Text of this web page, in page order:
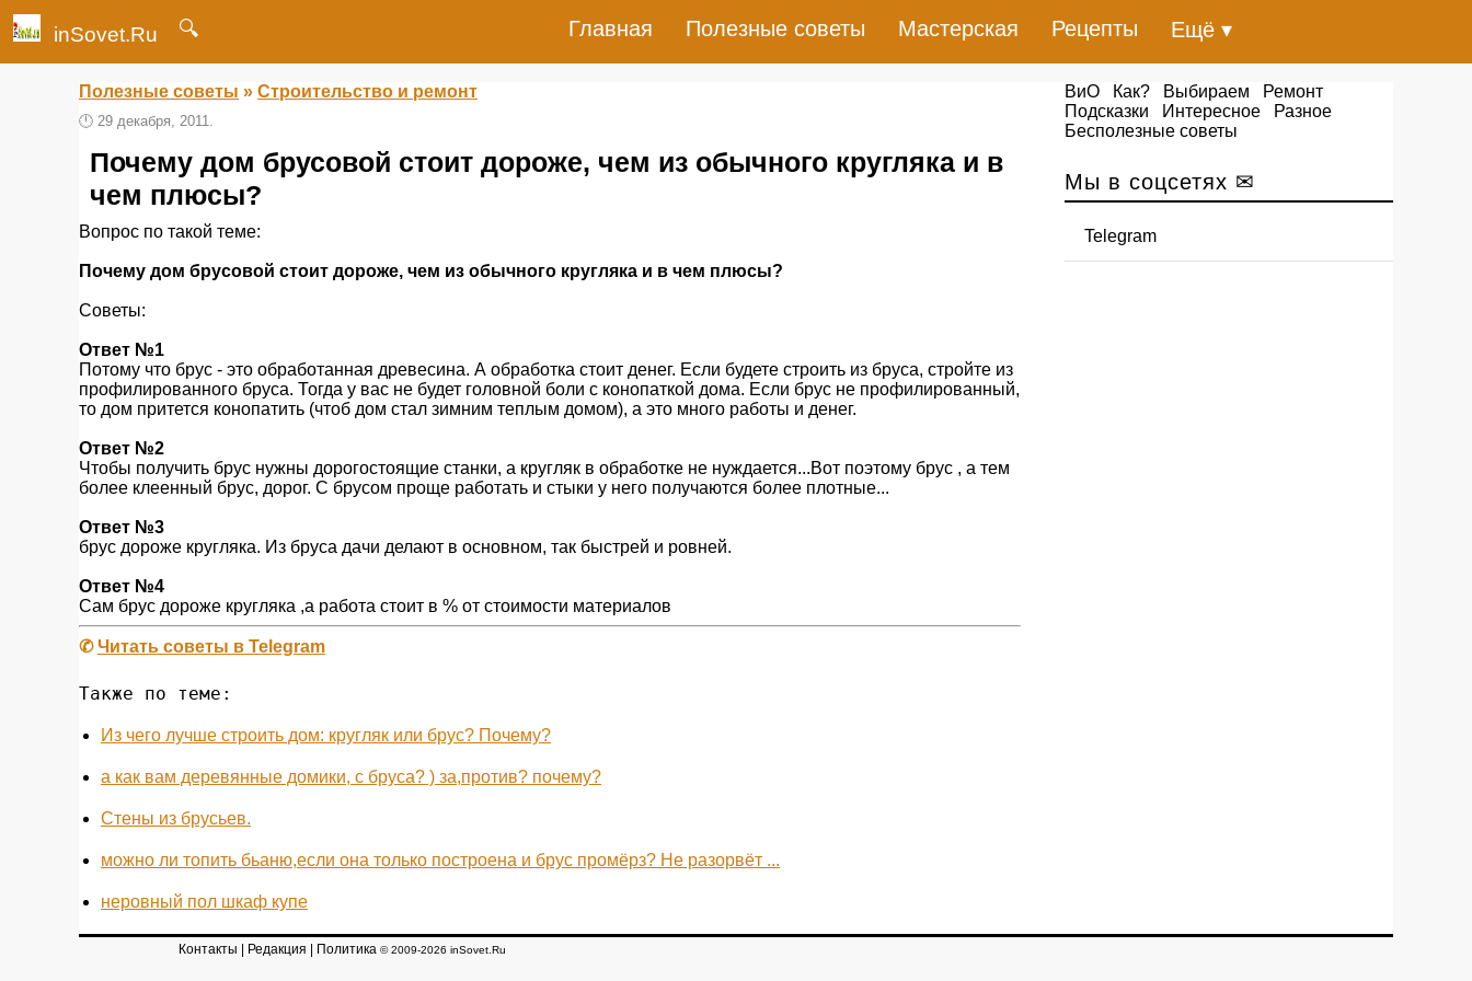
inSovet.Ru 🔍 Главная Полезные советы Мастерская Рецепты Ещё ▾
Полезные советы » Строительство и ремонт
🕛 29 декабря, 2011.
Почему дом брусовой стоит дороже, чем из обычного кругляка и в
чем плюсы?
Вопрос по такой теме:
Почему дом брусовой стоит дороже, чем из обычного кругляка и в чем плюсы?
Советы:
Ответ №1
Потому что брус - это обработанная древесина. А обработка стоит денег. Если будете строить из бруса, стройте из
профилированного бруса. Тогда у вас не будет головной боли с конопаткой дома. Если брус не профилированный,
то дом притется конопатить (чтоб дом стал зимним теплым домом), а это много работы и денег.
Ответ №2
Чтобы получить брус нужны дорогостоящие станки, а кругляк в обработке не нуждается...Вот поэтому брус , а тем
более клеенный брус, дорог. С брусом проще работать и стыки у него получаются более плотные...
Ответ №3
брус дороже кругляка. Из бруса дачи делают в основном, так быстрей и ровней.
Ответ №4
Сам брус дороже кругляка ,а работа стоит в % от стоимости материалов
✆Читать советы в Telegram
Также по теме:
Из чего лучше строить дом: кругляк или брус? Почему?
а как вам деревянные домики, с бруса? ) за,против? почему?
Стены из брусьев.
можно ли топить бьаню,если она только построена и брус промёрз? Не разорвёт ...
неровный пол шкаф купе
ВиО Как? Выбираем
Ремонт
Подсказки
Интересное
Разное
Бесполезные советы
Мы в соцсетях ✉
Telegram
Контакты Редакция Политика © 2009-2026 inSovet.Ru